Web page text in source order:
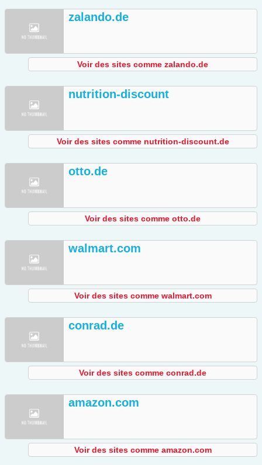
zalando.de
Voir des sites comme zalando.de
nutrition-discount
Voir des sites comme nutrition-discount.de
otto.de
Voir des sites comme otto.de
walmart.com
Voir des sites comme walmart.com
conrad.de
Voir des sites comme conrad.de
amazon.com
Voir des sites comme amazon.com